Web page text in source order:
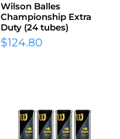
Wilson Balles
Championship Extra
Duty (24 tubes)
$124.80